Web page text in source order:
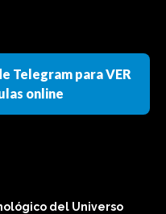
Telegram para VER
online
del Universo